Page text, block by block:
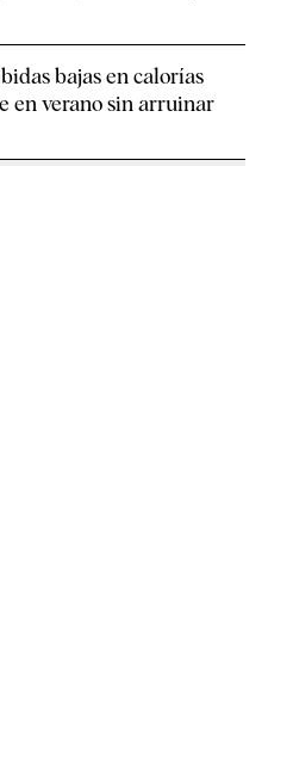
bajas en calorías
en verano sin arruinar